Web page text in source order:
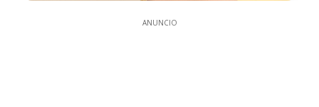
ANUNCIO